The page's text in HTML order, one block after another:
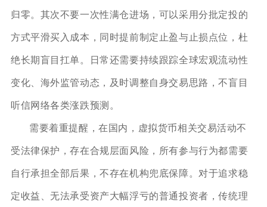
归零。其次不要一次性满仓进场，可以采用分批定投的
方式平滑买入成本，同时提前制定止盈与止损点位，杜
绝长期盲目扛单。日常还需要持续跟踪全球宏观流动性
变化、海外监管动态，及时调整自身交易思路，不盲目
听信网络各类涨跌预测。
需要着重提醒，在国内，虚拟货币相关交易活动不
受法律保护，存在合规层面风险，所有参与行为都需要
自行承担全部后果，不存在机构兜底保障。对于追求稳
定收益、无法承受资产大幅浮亏的普通投资者，传统理